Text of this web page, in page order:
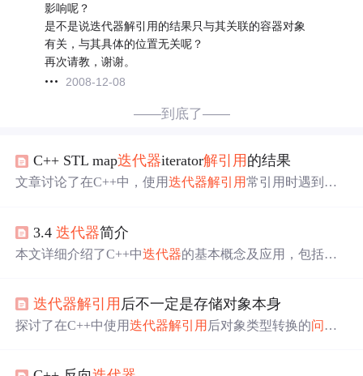
影响呢？
是不是说迭代器解引用的结果只与其关联的容器对象
有关，与其具体的位置无关呢？
再次请教，谢谢。
2008-12-08
——到底了——
C++ STL map迭代器iterator解引用 的结果
文章讨论了在C++中，使用迭代器解引用常引用时遇到的
d::map实例的迭代器
3.4迭代器简介
本文详细介绍了C++中迭代器的基本概念及应用，包括标
迭代器解引用 后不一定是存储对象本身
探讨了在C++中使用迭代器解引用 后对象类型转换的问题